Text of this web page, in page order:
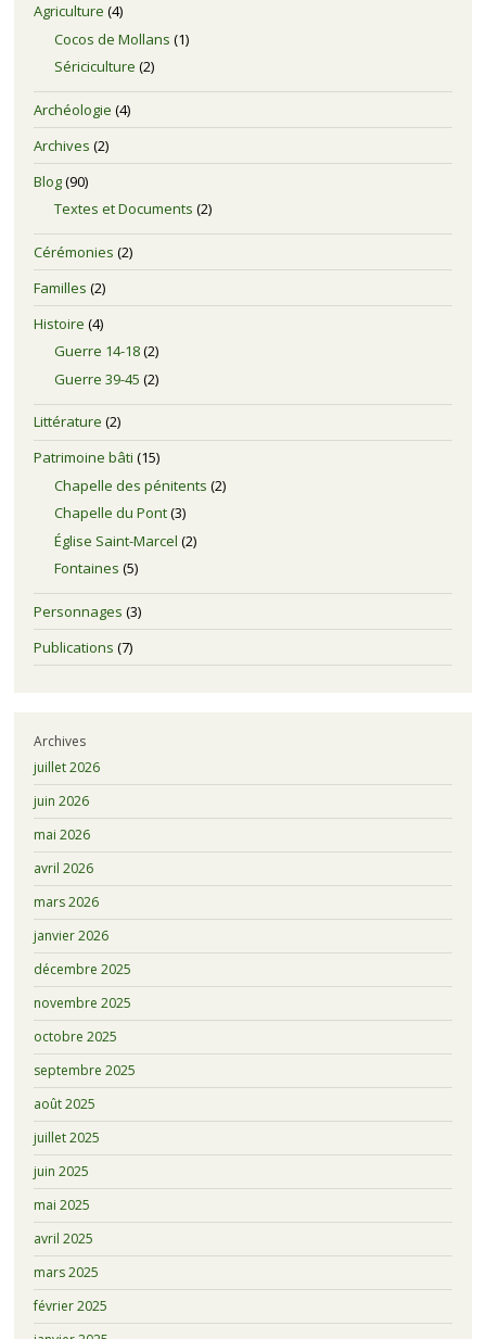
Agriculture (4)
Cocos de Mollans (1)
Sériciculture (2)
Archéologie (4)
Archives (2)
Blog(90)
Textes et Documents (2)
Cérémonies (2)
Familles (2)
Histoire (4)
Guerre 14-18(2)
Guerre 39-45 (2)
Littérature (2)
Patrimoine bâti (15)
Chapelle des pénitents (2)
Chapelle du Pont(3)
Église Saint-Marcel (2)
Fontaines (5)
Personnages (3)
Publications (7)
Archives
juillet 2026
juin 2026
mai 2026
avril 2026
mars 2026
janvier 2026
décembre 2025
novembre 2025
octobre 2025
septembre 2025
août 2025
juillet 2025
juin 2025
mai 2025
avril 2025
mars 2025
février 2025